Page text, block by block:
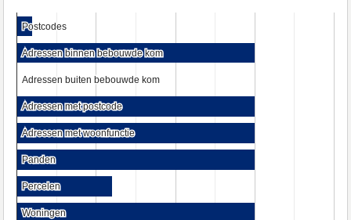
Postcodes
Postcodes
Adressen binnen bebouwde kom
Adressen binnen bebouwde kom
Adressen buiten bebouwde kom
Adressen buiten bebouwde kom
Adressen met postcode
Adressen met postcode
Adressen met woonfunctie
Adressen met woonfunctie
Panden
Panden
Percelen
Percelen
Woningen
Woningen